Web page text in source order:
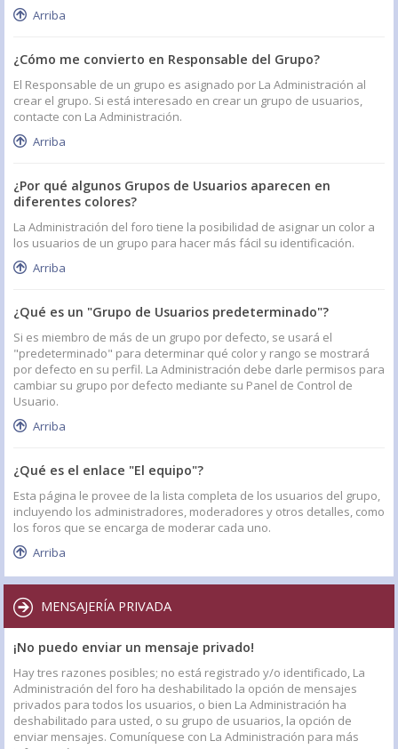
Arriba
¿Cómo me convierto en Responsable del Grupo?
El Responsable de un grupo es asignado por La Administración al
crear el grupo. Si está interesado en crear un grupo de usuarios,
contacte con La Administración.
Arriba
¿Por qué algunos Grupos de Usuarios aparecen en
diferentes colores?
La Administración del foro tiene la posibilidad de asignar un color a
los usuarios de un grupo para hacer más fácil su identificación.
Arriba
¿Qué es un "Grupo de Usuarios predeterminado"?
Si es miembro de más de un grupo por defecto, se usará el
"predeterminado" para determinar qué color y rango se mostrará
por defecto en su perfil. La Administración debe darle permisos para
cambiar su grupo por defecto mediante su Panel de Control de
Usuario.
Arriba
¿Qué es el enlace "El equipo"?
Esta página le provee de la lista completa de los usuarios del grupo,
incluyendo los administradores, moderadores y otros detalles, como
los foros que se encarga de moderar cada uno.
Arriba
MENSAJERÍA PRIVADA
¡No puedo enviar un mensaje privado!
Hay tres razones posibles; no está registrado y/o identificado, La
Administración del foro ha deshabilitado la opción de mensajes
privados para todos los usuarios, o bien La Administración ha
deshabilitado para usted, o su grupo de usuarios, la opción de
enviar mensajes. Comuníquese con La Administración para más